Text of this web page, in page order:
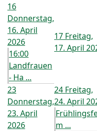
16
Donnerstag,
16. April
2026
16:00
Landfrauen
- Ha ...
17 Freitag,
17. April
23
Donnerstag,
23. April
2026
24 Freitag,
24. April
m ...